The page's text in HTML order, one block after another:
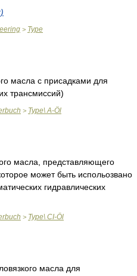
> Type
масла с присадками для
трансмиссий)
> Type\ A-Öl
масла, представляющего
может быть испольозвано
гидравлических
> Type\ CI-Öl
масла для